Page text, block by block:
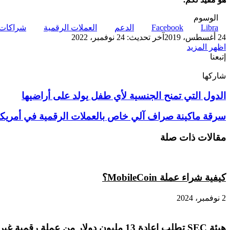
الوسوم
Facebook
Libra الدعم العملات الرقمية
24 أغسطس، 2019
آخر تحديث: 24 نوفمبر، 2022
اظهر المزيد
إتبعنا
شاركها
الدول
تمنح
الجنسية
لأي
طفل
أراضيها
الدول التي تمنح الجنسية لأي طفل يولد على أراضيها
سرقة
ماكينة
صراف
الرقمية
في
أمريكا
سرقة ماكينة صراف آلي خاص بالعملات الرقمية في
مقالات ذات صلة
كيفية شراء عملة MobileCoin؟
2 نوفمبر، 2024
هيئة SEC تطلب إعادة 13 مليون دولار من عملة رقمية غير مسجلة